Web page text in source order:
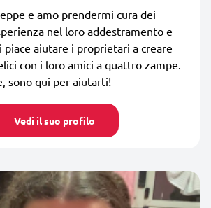
e amo prendermi cura dei
nel loro addestramento e
piace aiutare i proprietari a creare
con i loro amici a quattro zampe.
sono qui per aiutarti!
Vedi il suo profilo